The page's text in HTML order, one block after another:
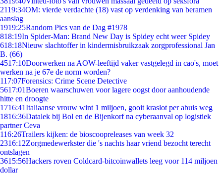
2119:34OM: vierde verdachte (18) vast op verdenking van beramen
aanslag
1919:25Random Pics van de Dag #1978
818:19In Spider-Man: Brand New Day is Spidey echt weer Spidey
618:18Nieuw slachtoffer in kindermisbruikzaak zorgprofessional Jan
B. (66)
4517:10Doorwerken na AOW-leeftijd vaker vastgelegd in cao's, moet
werken na je 67e de norm worden?
117:07Forensics: Crime Scene Detective
5617:01Boeren waarschuwen voor lagere oogst door aanhoudende
hitte en droogte
1716:41Italiaanse vrouw wint 1 miljoen, gooit kraslot per abuis weg
1816:36Datalek bij Bol en de Bijenkorf na cyberaanval op logistiek
partner Ceva
116:26Trailers kijken: de bioscoopreleases van week 32
2316:12Zorgmedewerkster die 's nachts haar vriend bezocht terecht
ontslagen
3615:56Hackers roven Coldcard-bitcoinwallets leeg voor 114 miljoen
dollar